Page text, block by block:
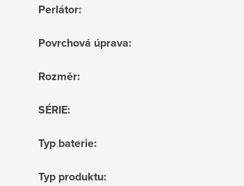
Perlátor:
Povrchová úprava:
Rozměr:
SÉRIE:
Typ baterie:
Typ produktu: